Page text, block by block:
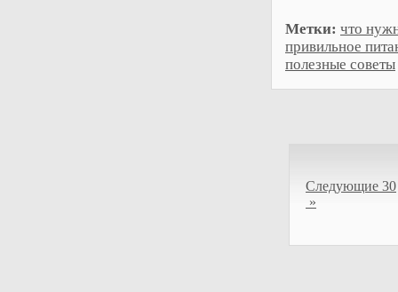
Метки: что
привильное
полезные советы
Следующие 30
»